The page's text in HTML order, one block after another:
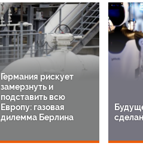
Германия рискует
замерзнуть и
подставить всю
Европу: газовая
дилемма Берлина